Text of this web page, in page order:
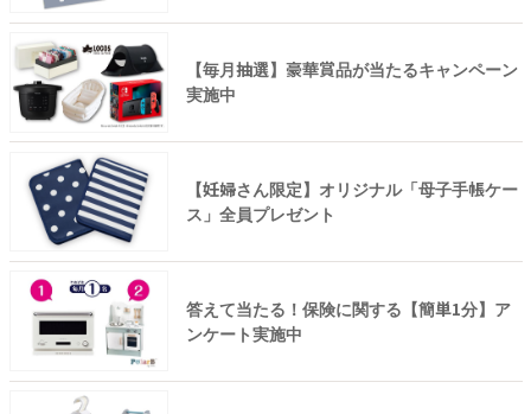
【毎月抽選】豪華賞品が当たるキャンペーン
実施中
【妊婦さん限定】オリジナル「母子手帳ケー
ス」全員プレゼント
答えて当たる！保険に関する【簡単1分】ア
ンケート実施中